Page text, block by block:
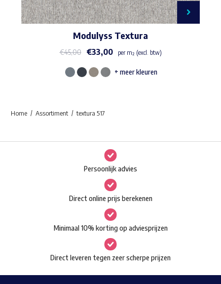
Waar ben je naar op zoek?
Modulyss Textura
€45,00 €33,00 per m² (excl. btw)
Dit
Deze
optie
kan
gekozen
worden
op
de
productpagina
+ meer kleuren
Home Assortiment textura 517
Persoonlijk advies
Direct online prijs berekenen
Minimaal 10% korting op adviesprijzen
Direct leveren tegen zeer scherpe prijzen